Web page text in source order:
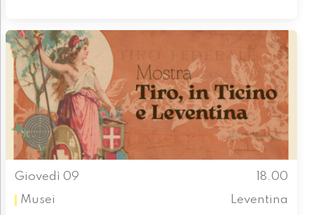
Giovedì 09
18.00
Musei
Leventina